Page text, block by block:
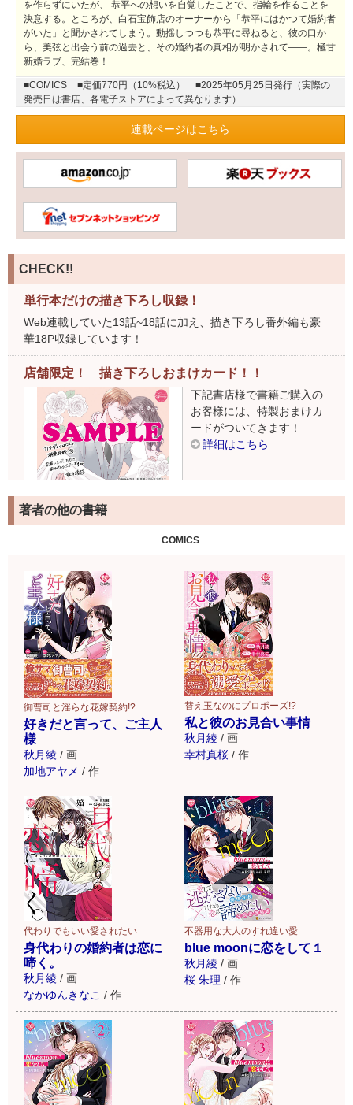
を作らずにいたが、 恭平への想いを自覚したことで、指輪を作ることを
決意する。ところが、白石宝飾店のオーナーから「恭平にはかつて婚約者
がいた」と聞かされてしまう。動揺しつつも恭平に尋ねると、彼の口か
ら、美弦と出会う前の過去と、その婚約者の真相が明かされて――。極甘
新婚ラブ、完結巻！
■COMICS ■定価770円（10%税込）
■2025年05月25日発行（実際の
発売日は書店、各電子ストアによって異なります）
連載ページはこちら
CHECK!!
単行本だけの描き下ろし収録！
Web連載していた13話~18話に加え、描き下ろし番外編も豪
華18P収録しています！
店舗限定！ 描き下ろしおまけカード！！
下記書店様で書籍ご購入の
お客様には、特製おまけカ
ードがついてきます！
詳細はこちら
著者の他の書籍
COMICS
御曹司と淫らな花嫁契約!?
好きだと言って、ご主人
様
秋月綾 / 画
加地アヤメ / 作
替え玉なのにプロポーズ!?
私と彼のお見合い事情
秋月綾 / 画
幸村真桜 / 作
代わりでもいい愛されたい
身代わりの婚約者は恋に
啼く。
秋月綾 / 画
なかゆんきなこ / 作
不器用な大人のすれ違い愛
blue moonに恋をして１
秋月綾 / 画
桜 朱理 / 作